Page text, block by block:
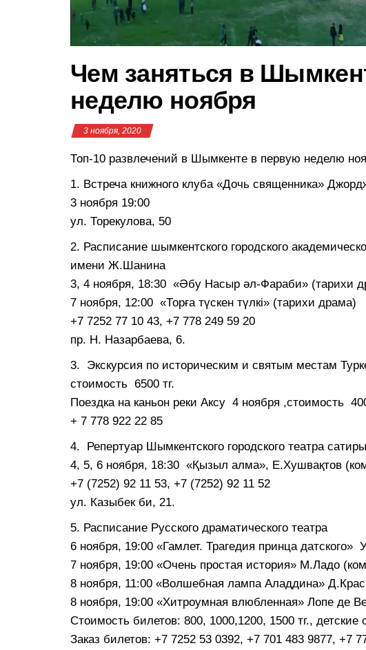
Чем заняться в
неделю ноября
3 ноября, 2020
Топ-10 развлечений в Шымкенте в первую неделю
1. Встреча книжного клуба «Дочь священника»
3 ноября 19:00
ул. Торекулова, 50
2. Расписание шымкентского городского
имени Ж.Шанина
3, 4 ноября, 18:30 «Әбу Насыр әл-Фараби» (тарихи
7 ноября, 12:00 «Торға түскен түлкі» (тарихи драма)
+7 7252 77 10 43, +7 778 249 59 20
пр. Н. Назарбаева, 6.
3. Экскурсия по историческим и святым местам
стоимость 6500 тг.
Поездка на каньон реки Аксу 4 ноября ,стоимость
+ 7 778 922 22 85
4. Репертуар Шымкентского городского театра
4, 5, 6 ноября, 18:30 «Қызыл алма», Е.Хушвақтов
+7 (7252) 92 11 53, +7 (7252) 92 11 52
ул. Казыбек би, 21.
5. Расписание Русского драматического театра
6 ноября, 19:00 «Гамлет. Трагедия принца датского»
7 ноября, 19:00 «Очень простая история» М.Ладо
8 ноября, 11:00 «Волшебная лампа Аладдина»
8 ноября, 19:00 «Хитроумная влюбленная» Лопе де
Стоимость билетов: 800, 1000,1200, 1500 тг.,
Заказ билетов: +7 7252 53 0392, +7 701 483 9877, +7